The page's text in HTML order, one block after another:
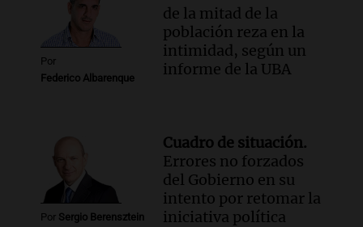
Por
Federico Albarenque
de la mitad de la
población reza en la
intimidad, según un
informe de la UBA
Por Sergio Berensztein
Cuadro de situación.
Errores no forzados
del Gobierno en su
intento por retomar la
iniciativa política